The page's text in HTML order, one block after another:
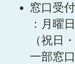
窓口受
：月曜
（祝日
一部窓